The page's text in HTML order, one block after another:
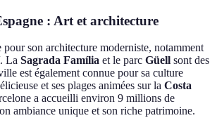
: Art et architecture
pour son architecture moderniste, notamment
. La Sagrada Família et le parc Güell sont des
est également connue pour sa culture
et ses plages animées sur la Costa
a accueilli environ 9 millions de
ambiance unique et son riche patrimoine.